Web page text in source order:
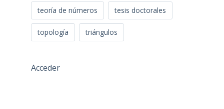
teoría de números tesis doctorales
topología triángulos
Acceder